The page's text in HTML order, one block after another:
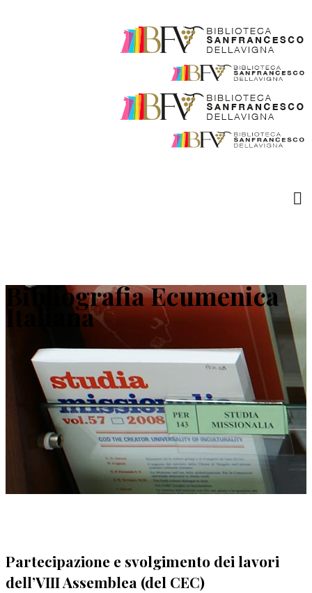
Bibliografia Ecumenica
Italiana
Partecipazione e svolgimento dei lavori
dell’VIII Assemblea (del CEC)